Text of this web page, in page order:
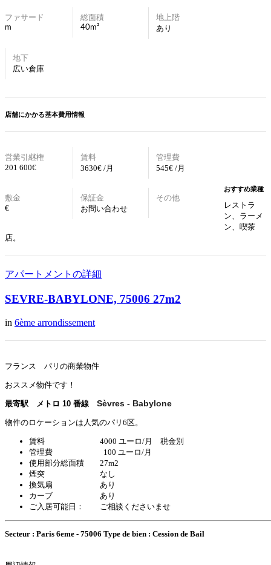
ファサード
m
総面積
40m²
地上階
あり
地下
広い倉庫
店舗にかかる基本費用情報
営業引継権
201 600€
賃料
3630€ /月
管理費
545€ /月
敷金
€
保証金
お問い合わせ
その他
おすすめ業種
レストラ
ン、ラーメ
ン、喫茶
店。
アパートメントの詳細
SEVRE-BABYLONE, 75006 27m2
in 6ème arrondissement
フランス パリの商業物件
おススメ物件です！
最寄駅 メトロ 10 番線 Sèvres - Babylone
物件のロケーションは人気のパリ6区。
賃料 4000 ユーロ/月 税金別
管理費 100 ユーロ/月
使用部分総面積 27m2
煙突 なし
換気扇 あり
カーブ あり
ご入居可能日： ご相談くださいませ
Secteur : Paris 6eme - 75006 Type de bien : Cession de Bail